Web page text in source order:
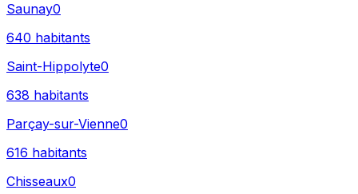
Saunay0
640 habitants
Saint-Hippolyte0
638 habitants
Parçay-sur-Vienne0
616 habitants
Chisseaux0